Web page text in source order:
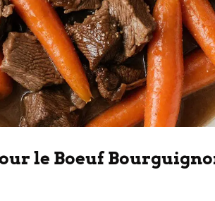
le Boeuf